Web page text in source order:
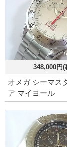
348,000円(
オメガ シーマス
ア マイヨール